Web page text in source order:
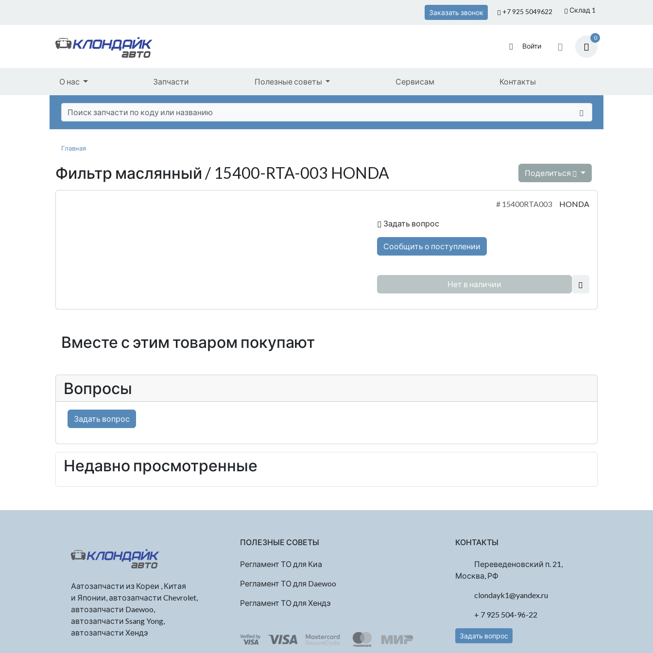
Склад 1
Заказать звонок +7 925 5049622
Войти
0
О нас Запчасти Полезные советы Сервисам Контакты
Главная
Фильтр маслянный / 15400-RTA-003 HONDA Поделиться
# 15400RTA003 HONDA
Задать вопрос
Сообщить о поступлении
Нет в наличии
Вместе с этим товаром покупают
Вопросы
Задать вопрос
Недавно просмотренные
Аатозапчасти из Кореи , Китая
и Японии, автозапчасти Chevrolet,
автозапчасти Daewoo,
автозапчасти Ssang Yong,
автозапчасти Хендэ
ПОЛЕЗНЫЕ СОВЕТЫ
Регламент ТО для Киа
Регламент ТО для Daewoo
Регламент ТО для Хендэ
КОНТАКТЫ
Переведеновский п. 21,
Москва, РФ
clondayk1@yandex.ru
+ 7 925 504-96-22
Задать вопрос